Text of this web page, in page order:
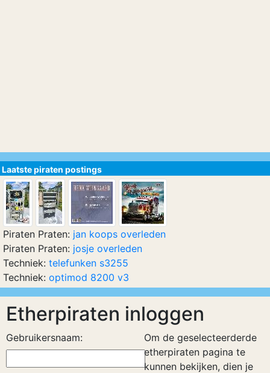
Etherpiraten inloggen
Gebruikersnaam:
Om de geselecteerderde
etherpiraten pagina te
kunnen bekijken, dien je
Laatste piraten postings
Piraten Praten: jan koops overleden
Piraten Praten: josje overleden
Techniek: telefunken s3255
Techniek: optimod 8200 v3